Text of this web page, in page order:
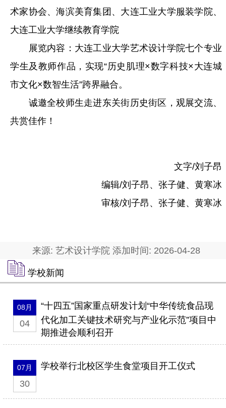
术家协会、海滨美育集团、大连工业大学服装学院、
大连工业大学继续教育学院
展览内容：大连工业大学艺术设计学院七个专业
学生及教师作品，实现“历史肌理×数字科技×大连城
市文化×数智生活”跨界融合。
诚邀全校师生走进东关街历史街区，观展交流、
共赏佳作！
文字/刘子昂
编辑/刘子昂、张子健、黄寒冰
审核/刘子昂、张子健、黄寒冰
来源: 艺术设计学院 添加时间: 2026-04-28
学校新闻
08月
04
“十四五”国家重点研发计划“中华传统食品现
代化加工关键技术研究与产业化示范”项目中
期推进会顺利召开
07月
30
学校举行北校区学生食堂项目开工仪式